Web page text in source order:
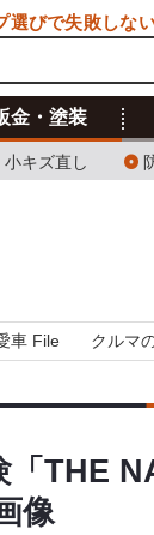
金・塗装
小キズ直し
車 File クルマ
THE
像
選びで失敗しな